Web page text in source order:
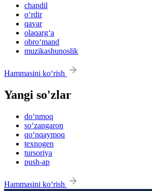
chandil
o‘rdir
qavar
olaqarg‘a
obro‘mand
muzikashunoslik
Hammasini ko‘rish
Yangi so'zlar
do‘nmoq
so‘zangaron
qo‘nqaymoq
texnogen
tursoriya
push-ap
Hammasini ko‘rish